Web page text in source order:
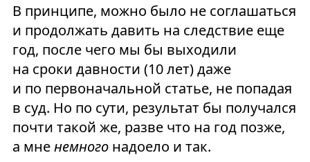
В принципе, можно было не соглашаться
и продолжать давить на следствие еще
год, после чего мы бы выходили
на сроки давности (10 лет) даже
и по первоначальной статье, не попадая
в суд. Но по сути, результат бы получался
почти такой же, разве что на год позже,
а мненемногонадоело и так.